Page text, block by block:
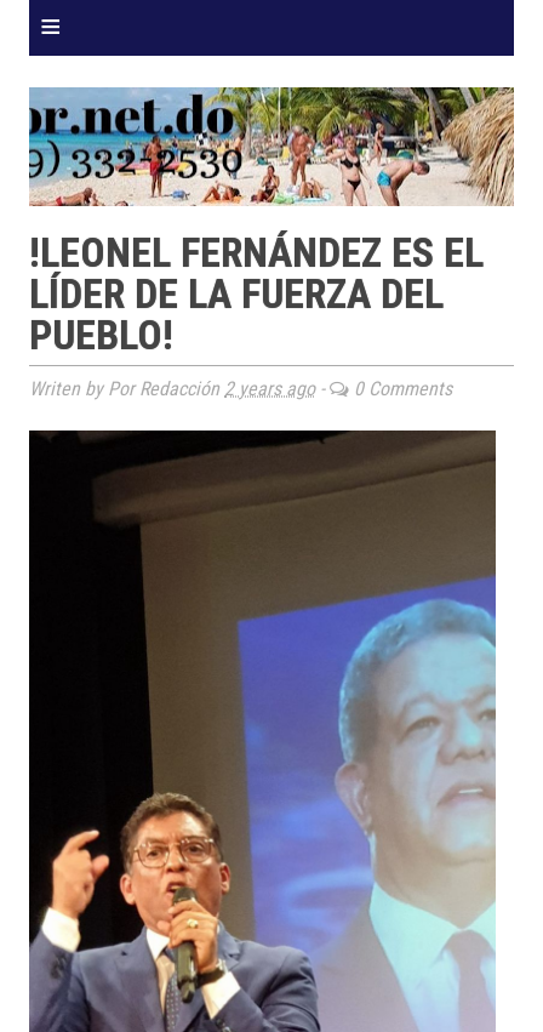
≡
!LEONEL FERNÁNDEZ ES EL
LÍDER DE LA FUERZA DEL
PUEBLO!
Writen by Por Redacción 2 years ago- 0 Comments